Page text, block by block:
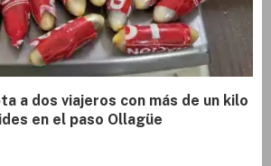
a dos viajeros con más de un kilo
en el paso Ollagüe